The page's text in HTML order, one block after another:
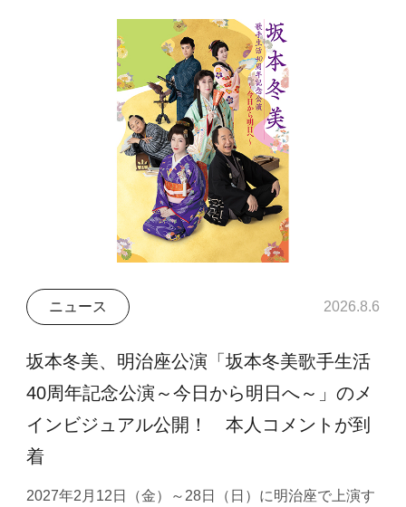
ニュース 2026.8.6
坂本冬美、明治座公演「坂本冬美歌手生活
40周年記念公演～今日から明日へ～」のメ
インビジュアル公開！ 本人コメントが到
着
2027年2月12日（金）～28日（日）に明治座で上演す